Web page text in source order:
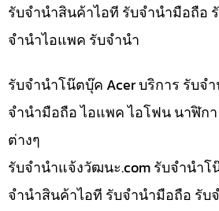
รับจำนำสินค้าไอที รับจำนำมือถือ
จำนำไอแพค รับจำนำ
รับจำนำโน๊ตบุ๊ค Acer บริการ รับจ
จำนำมือถือ ไอแพค ไอโฟน นาฬิก
ต่างๆ
รับจํานําแจ้งวัฒนะ.com รับจำนำโ
จำนำสินค้าไอที รับจำนำมือถือ รับ